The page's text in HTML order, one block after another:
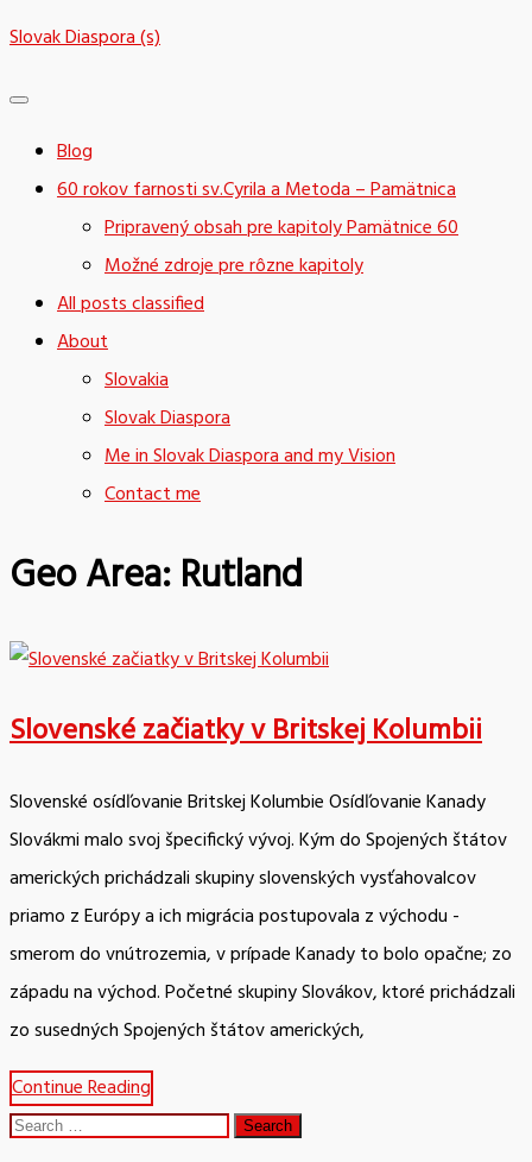
Skip
content
Slovak Diaspora (s)
Blog
60 rokov farnosti sv.Cyrila a Metoda – Pamätnica
Pripravený obsah pre kapitoly Pamätnice 60
Možné zdroje pre rôzne kapitoly
All posts classified
About
Slovakia
Slovak Diaspora
Me in Slovak Diaspora and my Vision
Contact me
Geo Area:Rutland
Slovenské začiatky v Britskej Kolumbii
Slovenské osídľovanie Britskej Kolumbie Osídľovanie Kanady
Slovákmi malo svoj špecifický vývoj. Kým do Spojených štátov
amerických prichádzali skupiny slovenských vysťahovalcov
priamo z Európy a ich migrácia postupovala z východu -
smerom do vnútrozemia, v prípade Kanady to bolo opačne; zo
západu na východ. Početné skupiny Slovákov, ktoré prichádzali
zo susedných Spojených štátov amerických,
Continue Reading
Search